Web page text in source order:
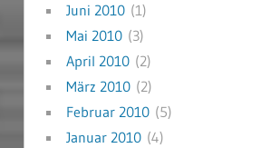
Juni 2010(1)
Mai 2010(3)
April 2010(2)
März 2010(2)
Februar 2010(5)
Januar 2010(4)